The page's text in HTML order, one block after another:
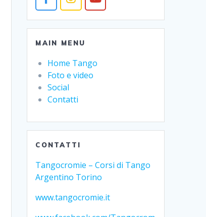
MAIN MENU
Home Tango
Foto e video
Social
Contatti
CONTATTI
Tangocromie – Corsi di Tango
Argentino Torino
www.tangocromie.it